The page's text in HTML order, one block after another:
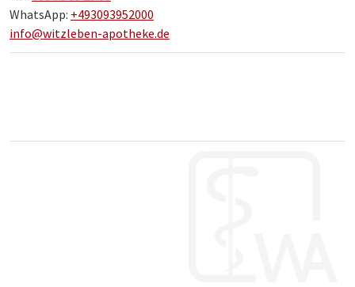
WhatsApp: +493093952000
info@witzleben-apotheke.de